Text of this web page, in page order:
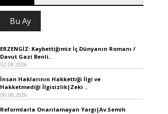
Bu Ay
ERZENGİZ: Kaybettiğimiz İç Dünyanın Romanı /
Davut Gazi Benli..
02.08.2026
İnsan Haklarının Hakkettiği İlgi ve
Hakketmediği İlgisizlik|Zeki ..
06.08.2026
Reformlarla Onarılamayan Yargı|Av.Semih